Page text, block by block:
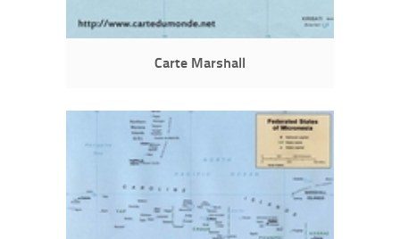
Carte Marshall